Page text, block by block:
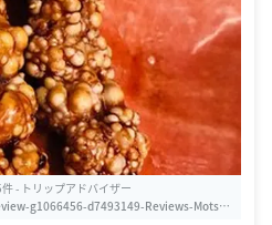
- トリップアドバイザー
g1066456-d7493149-Reviews-Motsuy